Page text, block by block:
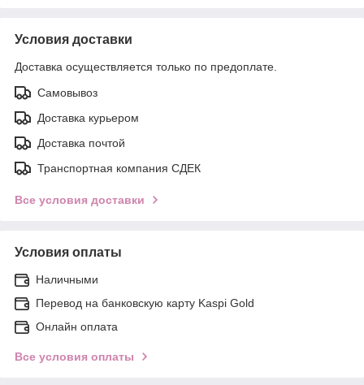
Условия доставки
Доставка осуществляется только по предоплате.
Самовывоз
Доставка курьером
Доставка почтой
Транспортная компания СДЕК
Все условия доставки
Условия оплаты
Наличными
Перевод на банковскую карту Kaspi Gold
Онлайн оплата
Все условия оплаты